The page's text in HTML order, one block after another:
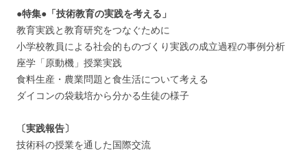
●特集●「技術教育の実践を考える」
教育実践と教育研究をつなぐために
小学校教員による社会的ものづくり実践の成立過程の事例分析
座学「原動機」授業実践
食料生産・農業問題と食生活について考える
ダイコンの袋栽培から分かる生徒の様子
〔実践報告〕
技術科の授業を通した国際交流